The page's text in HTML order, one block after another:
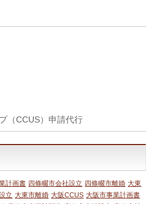
（CCUS）申請代行
計画書 四條畷市会社設立 四條畷市離婚 大東
立 大東市離婚 大阪CCUS 大阪市事業計画書